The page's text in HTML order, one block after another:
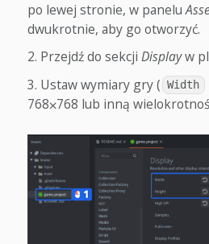
po lewej stronie, w panelu
dwukrotnie, aby go otworzyć.
Przejdź do sekcji Displayw
Ustaw wymiary gry ( Width
768⨉768 lub inną